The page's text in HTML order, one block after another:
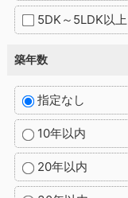
5DK～5LDK以上
築年数
指定なし
10年以内
20年以内